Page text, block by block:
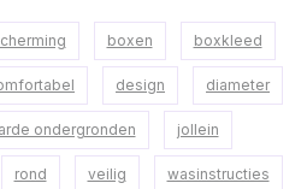
boxen boxkleed
design diameter
ondergronden jollein
rond veilig wasinstructies